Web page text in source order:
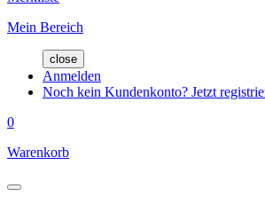
Mein Bereich
close
Anmelden
Noch kein Kundenkonto? Jetzt
0
Warenkorb